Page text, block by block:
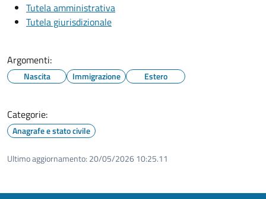
Tutela amministrativa
Tutela giurisdizionale
Argomenti:
Nascita Immigrazione Estero
Categorie:
Anagrafe e stato civile
Ultimo aggiornamento: 20/05/2026 10:25.11